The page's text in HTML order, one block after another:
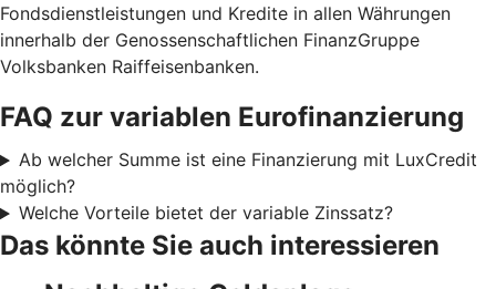
Fondsdienstleistungen und Kredite in allen Währungen
innerhalb der Genossenschaftlichen FinanzGruppe
Volksbanken Raiffeisenbanken.
FAQ zur variablen Eurofinanzierung
Ab welcher Summe ist eine Finanzierung mit LuxCredit
möglich?
Welche Vorteile bietet der variable Zinssatz?
Das könnte Sie auch interessieren